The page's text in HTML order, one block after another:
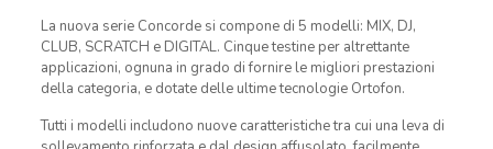
La nuova serie Concorde si compone di 5 modelli: MIX, DJ,
CLUB, SCRATCH e DIGITAL. Cinque testine per altrettante
applicazioni, ognuna in grado di fornire le migliori prestazioni
della categoria, e dotate delle ultime tecnologie Ortofon.
Tutti i modelli includono nuove caratteristiche tra cui una leva di